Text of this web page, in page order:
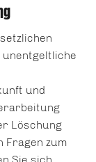
unentgeltliche
und
Löschung
Fragen zum
Sie sich